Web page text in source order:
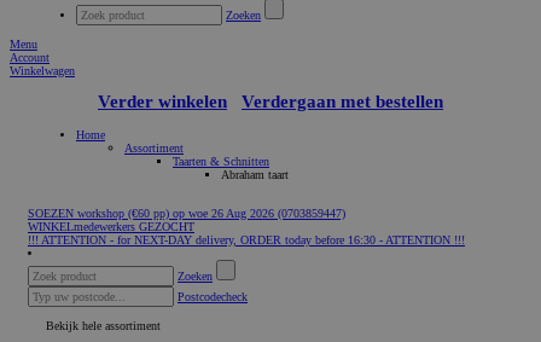
Zoeken
Menu
Account
Winkelwagen
Verder winkelen Verdergaan met bestellen
Home
Assortiment
Taarten & Schnitten
Abraham taart
SOEZEN workshop (€60 pp) op woe 26 Aug 2026 (0703859447)
WINKELmedewerkers GEZOCHT
!!! ATTENTION - for NEXT-DAY delivery, ORDER today before 16:30 - ATTENTION !!!
Zoeken
Postcodecheck
Bekijk hele assortiment